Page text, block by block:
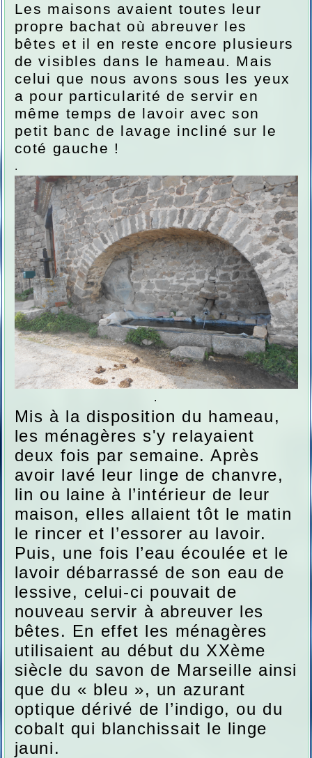
Les maisons avaient toutes leur
propre bachat où abreuver les
bêtes et il en reste encore plusieurs
de visibles dans le hameau. Mais
celui que nous avons sous les yeux
a pour particularité de servir en
même temps de lavoir avec son
petit banc de lavage incliné sur le
coté gauche !
.
.
Mis à la disposition du hameau,
les ménagères s'y relayaient
deux fois par semaine. Après
avoir lavé leur linge de chanvre,
lin ou laine à l’intérieur de leur
maison, elles allaient tôt le matin
le rincer et l’essorer au lavoir.
Puis, une fois l’eau écoulée et le
lavoir débarrassé de son eau de
lessive, celui-ci pouvait de
nouveau servir à abreuver les
bêtes. En effet les ménagères
utilisaient au début du XXème
siècle du savon de Marseille ainsi
que du « bleu », un azurant
optique dérivé de l’indigo, ou du
cobalt qui blanchissait le linge
jauni.